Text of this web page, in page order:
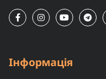
Інформація